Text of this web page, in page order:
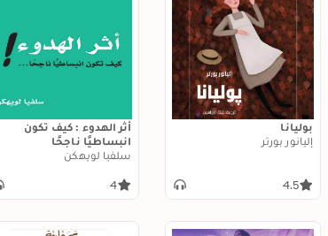
بوليانا
إليانور بورتر
4.5
أثر الهدوء : كيف تكون
انبساطيًا ناجحًا
سلفيا لويهكن
4